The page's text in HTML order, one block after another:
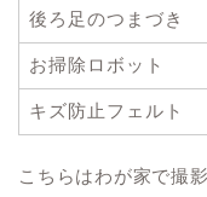
後ろ足のつまづき
お掃除ロボット
キズ防止フェルト
こちらはわが家で撮